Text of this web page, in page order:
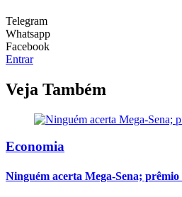
Telegram
Whatsapp
Facebook
Entrar
Veja Também
Economia
Ninguém acerta Mega-Sena;